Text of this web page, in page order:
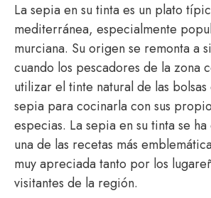
La sepia en su tinta es un plato
mediterránea, especialmente
murciana. Su origen se remonta a
cuando los pescadores de la zona
utilizar el tinte natural de las
sepia para cocinarla con sus
especias. La sepia en su tinta se
una de las recetas más
muy apreciada tanto por los
visitantes de la región.